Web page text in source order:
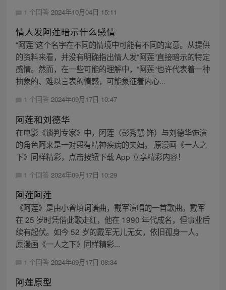
1 个回答 2024年10月04日 15:11
情人发阿莲暗示什么感情
“阿莲”这个名字在不同的情境中可能有不同的寓意。从提供
的资料来看，并没有明确指出情人发“阿莲”直接暗示的特定
感情。然而，在一些可能的理解中，“阿莲”也许代表着一种
抽象的、难以言表的情感，可能象征着内心...
1 个回答 2024年09月17日 10:47
阿莲和刘德华
在电影《谈判专家》中，阿莲（彭秀慧 饰）与刘德华饰演
的角色阿来是一对患有精神疾病的夫妇。 原漫画《一人之
下》同样精彩，点击按钮下载 App 立享精彩内容！
1 个回答 2024年09月17日 10:29
阿莲阿莲
《阿莲》是由小曾填词谱曲，戴军演唱的一首歌曲。戴军
在 25 岁时凭借此歌走红，他在 1990 年代成名，但事业后
续有起伏。如今 52 岁的戴军无儿无女，依旧孤身一人。
原漫画《一人之下》同样精彩...
1 个回答 2024年09月17日 08:34
阿莲原型